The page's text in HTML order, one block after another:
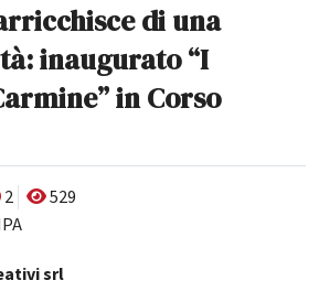
di una
inaugurato “I
in Corso
2
529
srl